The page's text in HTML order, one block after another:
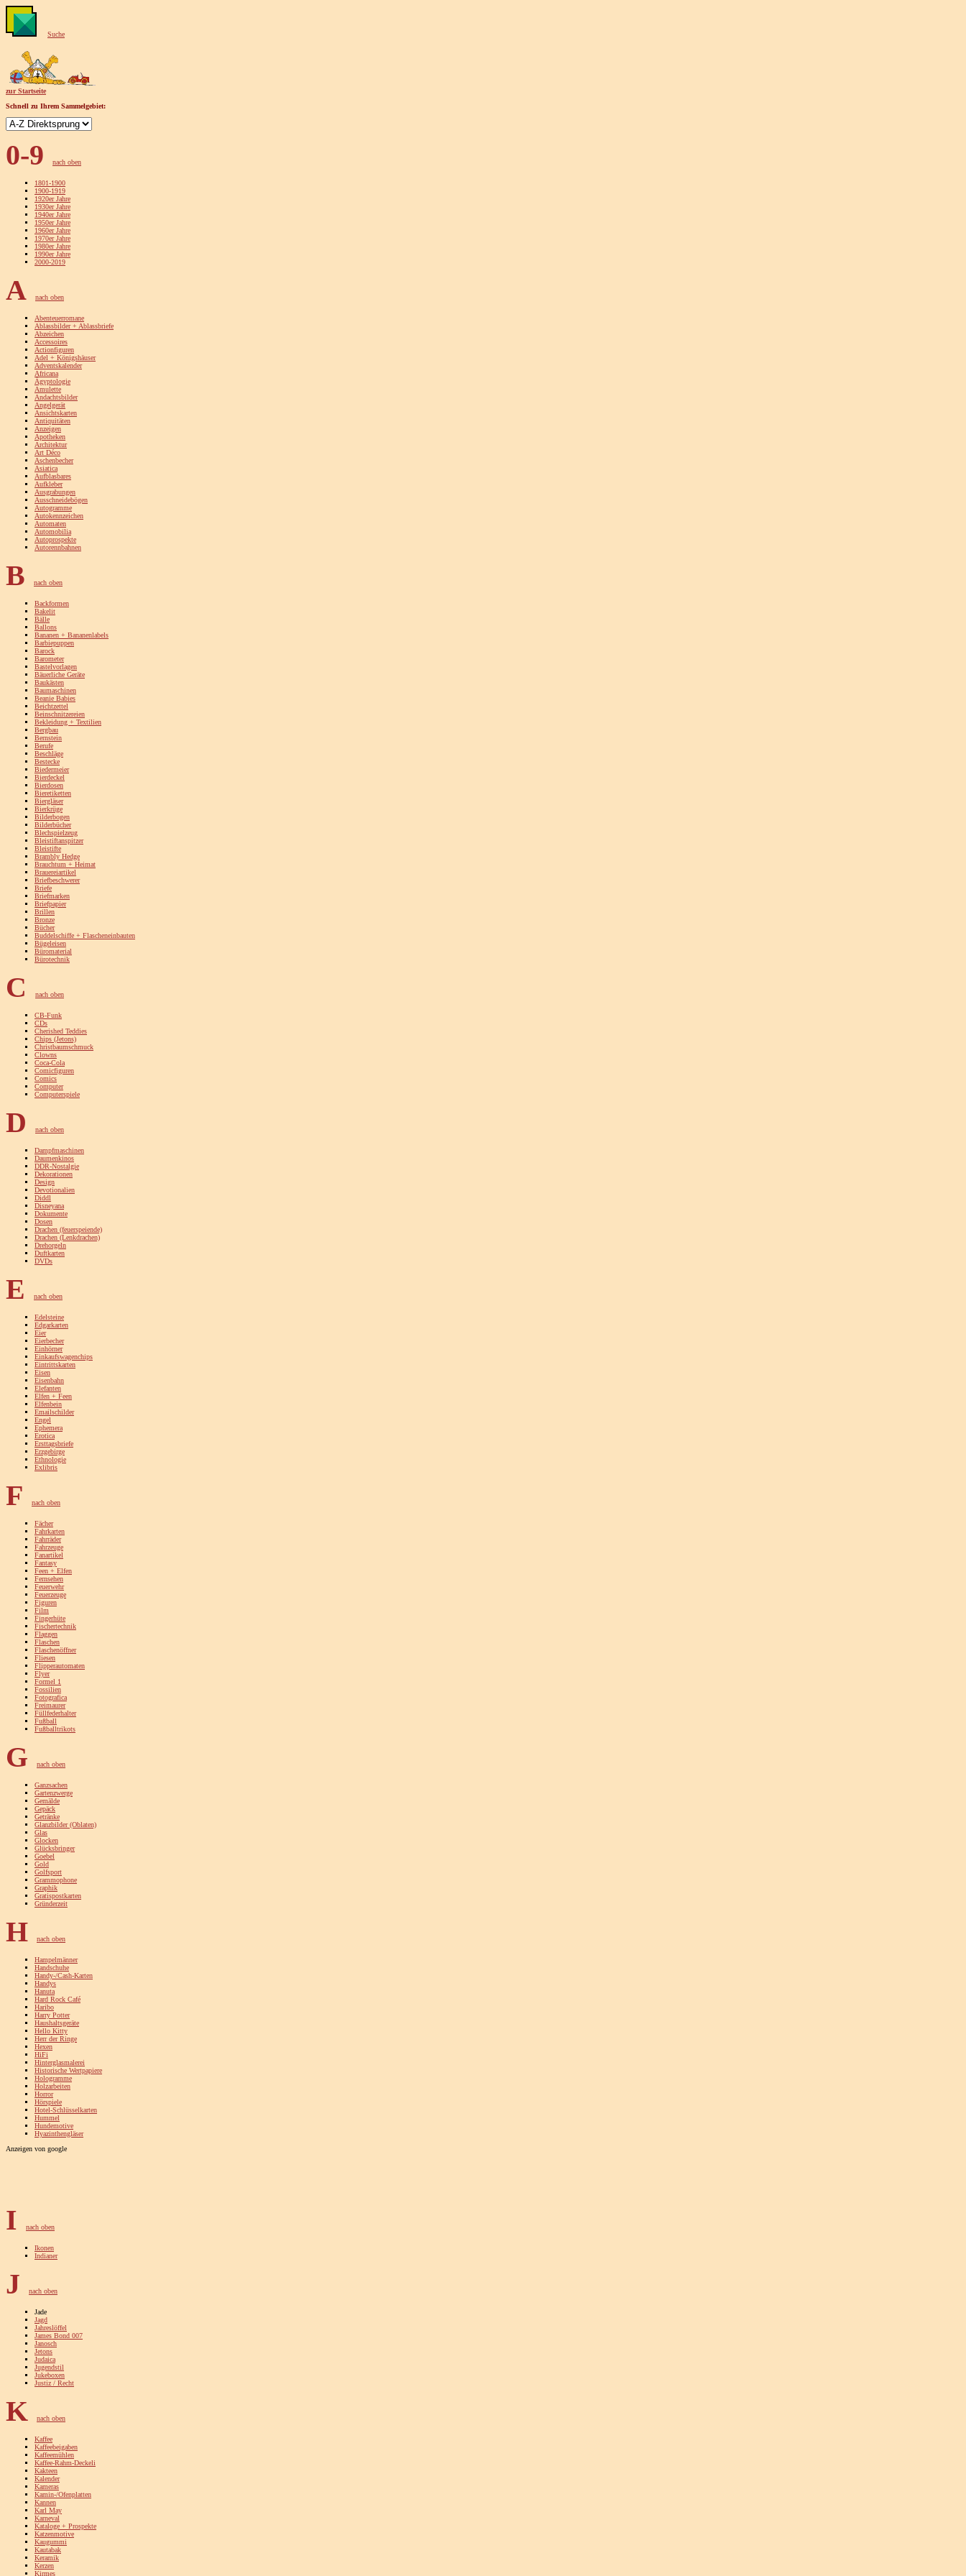
Suche
zur Startseite
Schnell zu Ihrem Sammelgebiet:
0-9 nach oben
1801-1900
1900-1919
1920er Jahre
1930er Jahre
1940er Jahre
1950er Jahre
1960er Jahre
1970er Jahre
1980er Jahre
1990er Jahre
2000-2019
A nach oben
Abenteuerromane
Ablassbilder + Ablassbriefe
Abzeichen
Accessoires
Actionfiguren
Adel + Königshäuser
Adventskalender
Africana
Ägyptologie
Amulette
Andachtsbilder
Angelgerät
Ansichtskarten
Antiquitäten
Anzeigen
Apotheken
Architektur
Art Déco
Aschenbecher
Asiatica
Aufblasbares
Aufkleber
Ausgrabungen
Ausschneidebögen
Autogramme
Autokennzeichen
Automaten
Automobilia
Autoprospekte
Autorennbahnen
B nach oben
Backformen
Bakelit
Bälle
Ballons
Bananen + Bananenlabels
Barbiepuppen
Barock
Barometer
Bastelvorlagen
Bäuerliche Geräte
Baukästen
Baumaschinen
Beanie Babies
Beichtzettel
Beinschnitzereien
Bekleidung + Textilien
Bergbau
Bernstein
Berufe
Beschläge
Bestecke
Biedermeier
Bierdeckel
Bierdosen
Bieretiketten
Biergläser
Bierkrüge
Bilderbogen
Bilderbücher
Blechspielzeug
Bleistiftanspitzer
Bleistifte
Brambly Hedge
Brauchtum + Heimat
Brauereiartikel
Briefbeschwerer
Briefe
Briefmarken
Briefpapier
Brillen
Bronze
Bücher
Buddelschiffe + Flascheneinbauten
Bügeleisen
Büromaterial
Bürotechnik
C nach oben
CB-Funk
CDs
Cherished Teddies
Chips (Jetons)
Christbaumschmuck
Clowns
Coca-Cola
Comicfiguren
Comics
Computer
Computerspiele
D nach oben
Dampfmaschinen
Daumenkinos
DDR-Nostalgie
Dekorationen
Design
Devotionalien
Diddl
Disneyana
Dokumente
Dosen
Drachen (feuerspeiende)
Drachen (Lenkdrachen)
Drehorgeln
Duftkarten
DVDs
E nach oben
Edelsteine
Edgarkarten
Eier
Eierbecher
Einhörner
Einkaufswagenchips
Eintrittskarten
Eisen
Eisenbahn
Elefanten
Elfen + Feen
Elfenbein
Emailschilder
Engel
Ephemera
Erotica
Ersttagsbriefe
Erzgebirge
Ethnologie
Exlibris
F nach oben
Fächer
Fahrkarten
Fahrräder
Fahrzeuge
Fanartikel
Fantasy
Feen + Elfen
Fernsehen
Feuerwehr
Feuerzeuge
Figuren
Film
Fingerhüte
Fischertechnik
Flaggen
Flaschen
Flaschenöffner
Fliesen
Flipperautomaten
Flyer
Formel 1
Fossilien
Fotografica
Freimaurer
Füllfederhalter
Fußball
Fußballtrikots
G nach oben
Ganzsachen
Gartenzwerge
Gemälde
Gepäck
Getränke
Glanzbilder (Oblaten)
Glas
Glocken
Glücksbringer
Goebel
Gold
Golfsport
Grammophone
Graphik
Gratispostkarten
Gründerzeit
H nach oben
Hampelmänner
Handschuhe
Handy-/Cash-Karten
Handys
Hanuta
Hard Rock Café
Haribo
Harry Potter
Haushaltsgeräte
Hello Kitty
Herr der Ringe
Hexen
HiFi
Hinterglasmalerei
Historische Wertpapiere
Hologramme
Holzarbeiten
Horror
Hörspiele
Hotel-Schlüsselkarten
Hummel
Hundemotive
Hyazinthengläser
Anzeigen von google
I nach oben
Ikonen
Indianer
J nach oben
Jade
Jagd
Jahreslöffel
James Bond 007
Janosch
Jetons
Judaica
Jugendstil
Jukeboxen
Justiz / Recht
K nach oben
Kaffee
Kaffeebeigaben
Kaffeemühlen
Kaffee-Rahm-Deckeli
Kakteen
Kalender
Kameras
Kamin-/Ofenplatten
Kannen
Karl May
Karneval
Kataloge + Prospekte
Katzenmotive
Kaugummi
Kautabak
Keramik
Kerzen
Kirmes